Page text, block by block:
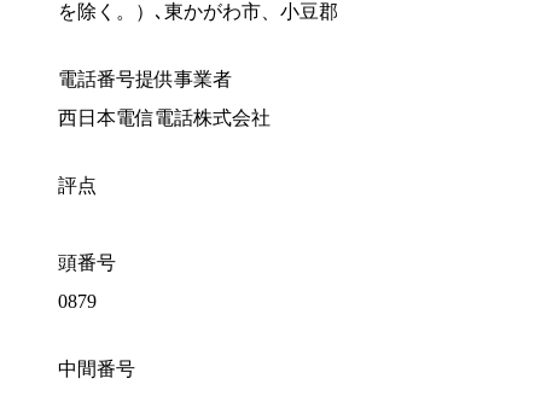
を除く。）､東かがわ市、小豆郡
電話番号提供事業者
西日本電信電話株式会社
評点
頭番号
0879
中間番号